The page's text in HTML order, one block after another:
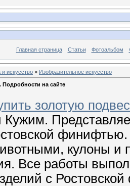
Главная страница Статьи Фотоальбом
и искусство » Изобразительное искусство
на сайте
золотую
кулоны и
Все работы
с